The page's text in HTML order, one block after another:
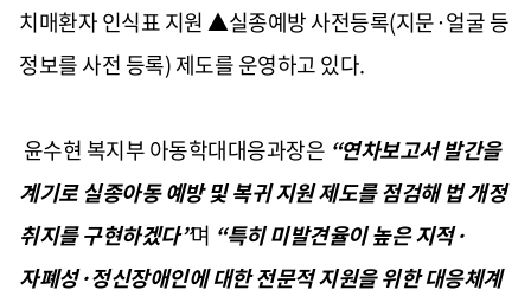
치매환자 인식표 지원 ▲실종예방 사전등록(지문·얼굴 등
정보를 사전 등록) 제도를 운영하고 있다.
윤수현 복지부 아동학대대응과장은 “연차보고서 발간을
계기로 실종아동 예방 및 복귀 지원 제도를 점검해 법 개정
취지를 구현하겠다”며 “특히 미발견율이 높은 지적·
자폐성·정신장애인에 대한 전문적 지원을 위한 대응체계